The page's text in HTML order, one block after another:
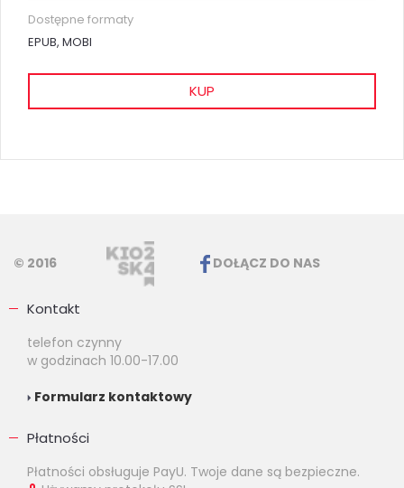
Dostępne formaty
EPUB, MOBI
KUP
© 2016 DOŁĄCZ DO NAS
Kontakt
telefon czynny
w godzinach 10.00-17.00
Formularz kontaktowy
Płatności
Płatności obsługuje PayU. Twoje dane są bezpieczne.